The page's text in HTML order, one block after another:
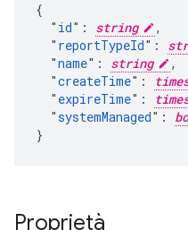
{
  "
id": string
,
  "
reportTypeId":
  "
name": string
,
  "
createTime":
  "
expireTime":
  "
systemManaged":
}
Proprietà